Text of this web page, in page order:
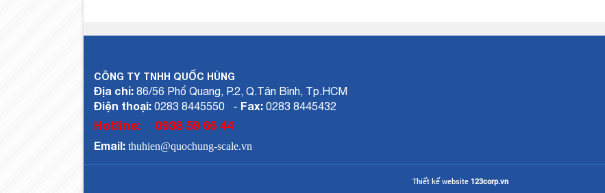
CÔNG TY TNHH QUỐC HÙNG
Địa chỉ: 86/56 Phổ Quang, P.2, Q.Tân Bình, Tp.HCM
Điện thoại: 0283 8445550 - Fax: 0283 8445432
Hotline: 0938 59 66 44
Email: thuhien@quochung-scale.vn
Thiết kế website 123corp.vn